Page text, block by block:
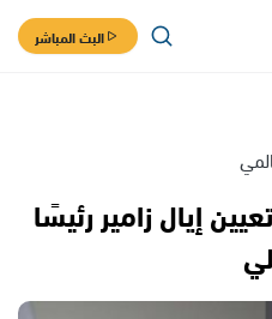
البث المباشر
إيال زامير رئيسًا